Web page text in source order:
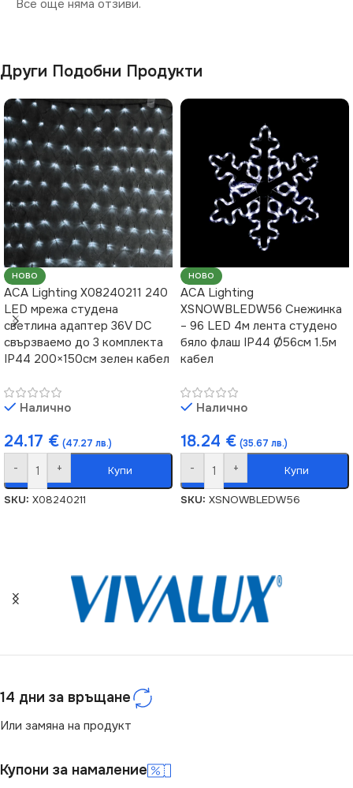
Все още няма отзиви.
Други Подобни Продукти
НОВО
ACA Lighting X08240211 240
LED мрежа студена
светлина адаптер 36V DC
свързваемо до 3 комплекта
IP44 200×150см зелен кабел
Налично
24.17 € (47.27 лв.)
- + Купи
SKU: X08240211
НОВО
ACA Lighting
XSNOWBLEDW56 Снежинка
– 96 LED 4м лента студено
бяло флаш IP44 Ø56см 1.5м
кабел
Налично
18.24 € (35.67 лв.)
- + Купи
SKU: XSNOWBLEDW56
14 дни за връщане
Или замяна на продукт
Купони за намаление